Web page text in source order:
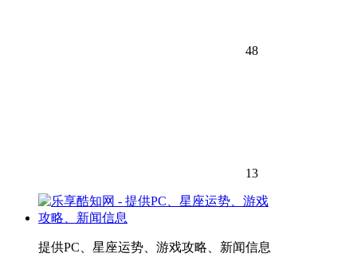
48
13
提供PC、星座运势、游戏攻略、新闻信息